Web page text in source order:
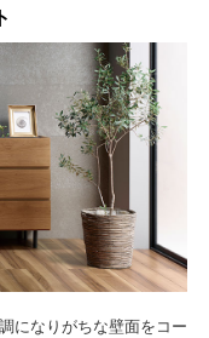
になりがちな壁面をコー